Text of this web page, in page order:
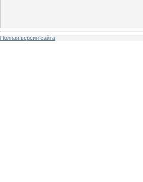
Полная версия сайта